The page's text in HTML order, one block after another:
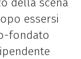
essersi
fondato